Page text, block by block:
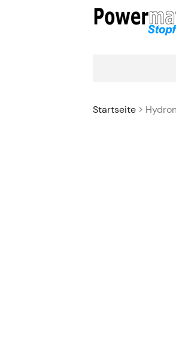
Startseite>